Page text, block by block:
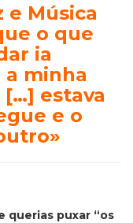
e Música
o que
ia
minha
estava
e o
querias puxar “os